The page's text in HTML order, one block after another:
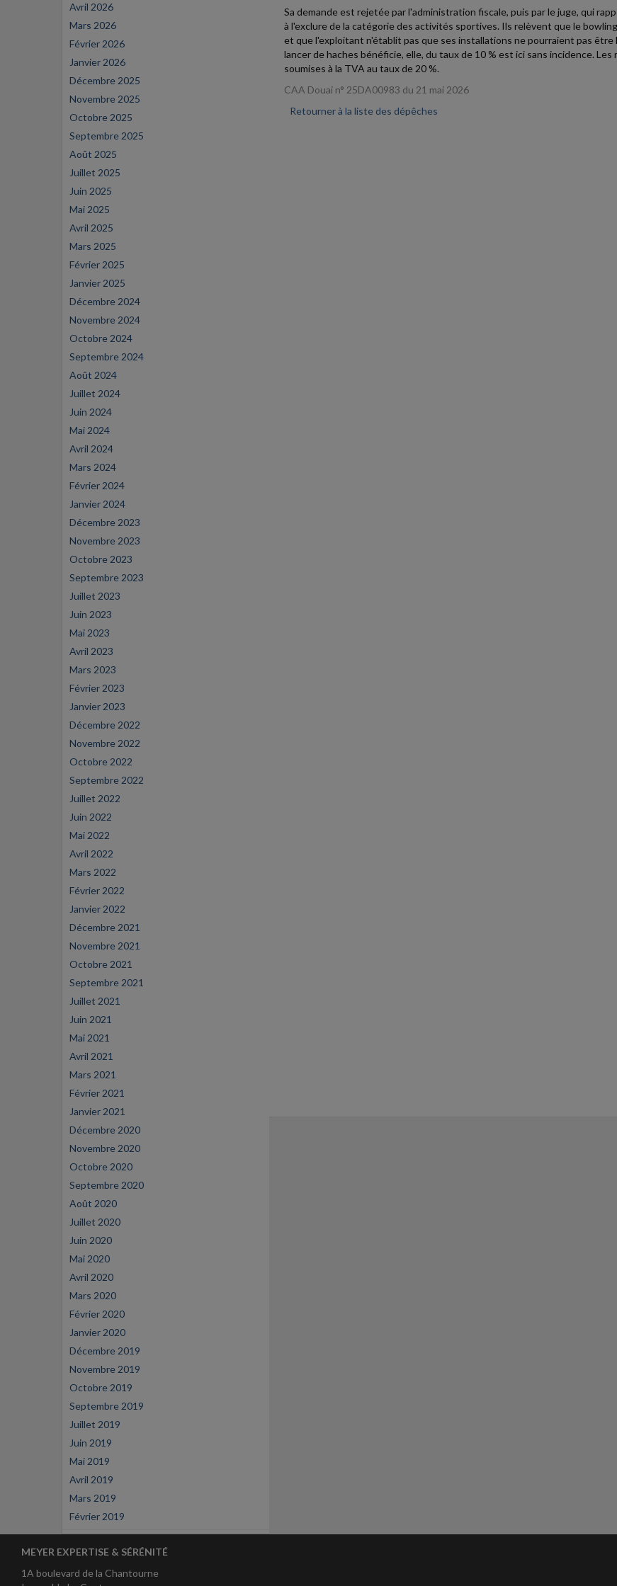
Avril 2026
Mars 2026
Février 2026
Janvier 2026
Décembre 2025
Novembre 2025
Octobre 2025
Septembre 2025
Août 2025
Juillet 2025
Juin 2025
Mai 2025
Avril 2025
Mars 2025
Février 2025
Janvier 2025
Décembre 2024
Novembre 2024
Octobre 2024
Septembre 2024
Août 2024
Juillet 2024
Juin 2024
Mai 2024
Avril 2024
Mars 2024
Février 2024
Janvier 2024
Décembre 2023
Novembre 2023
Octobre 2023
Septembre 2023
Juillet 2023
Juin 2023
Mai 2023
Avril 2023
Mars 2023
Février 2023
Janvier 2023
Décembre 2022
Novembre 2022
Octobre 2022
Septembre 2022
Juillet 2022
Juin 2022
Mai 2022
Avril 2022
Mars 2022
Février 2022
Janvier 2022
Décembre 2021
Novembre 2021
Octobre 2021
Septembre 2021
Juillet 2021
Juin 2021
Mai 2021
Avril 2021
Mars 2021
Février 2021
Janvier 2021
Décembre 2020
Novembre 2020
Octobre 2020
Septembre 2020
Août 2020
Juillet 2020
Juin 2020
Mai 2020
Avril 2020
Mars 2020
Février 2020
Janvier 2020
Décembre 2019
Novembre 2019
Octobre 2019
Septembre 2019
Juillet 2019
Juin 2019
Mai 2019
Avril 2019
Mars 2019
Février 2019
Sa demande est rejetée par l'administration fiscale, puis par le juge, qui
à l'exclure de la catégorie des activités sportives. Ils relèvent que le
et que l'exploitant n'établit pas que ses installations ne pourraient pas
lancer de haches bénéficie, elle, du taux de 10 % est ici sans incidence.
soumises à la TVA au taux de 20 %.
CAA Douai n° 25DA00983 du 21 mai 2026
Retourner à la liste des dépêches
MEYER EXPERTISE & SÉRÉNITÉ
1A boulevard de la Chantourne